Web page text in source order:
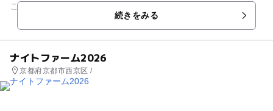
ころ500円で販売します。自然豊かな園内でライブやグリーテ
続きをみる
ナイトファーム2026
京都府京都市西京区 /